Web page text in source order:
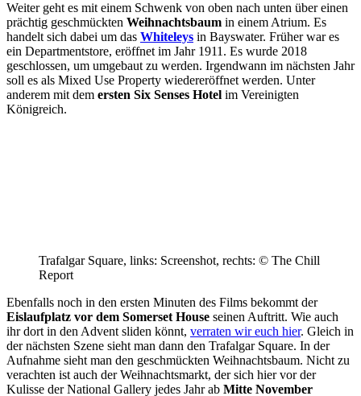
Weiter geht es mit einem Schwenk von oben nach unten über einen
prächtig geschmückten Weihnachtsbaum in einem Atrium. Es
handelt sich dabei um das Whiteleys in Bayswater. Früher war es
ein Departmentstore, eröffnet im Jahr 1911. Es wurde 2018
geschlossen, um umgebaut zu werden. Irgendwann im nächsten Jahr
soll es als Mixed Use Property wiedereröffnet werden. Unter
anderem mit dem ersten Six Senses Hotel im Vereinigten
Königreich.
Trafalgar Square, links: Screenshot, rechts: © The Chill
Report
Ebenfalls noch in den ersten Minuten des Films bekommt der
Eislaufplatz vor dem Somerset House seinen Auftritt. Wie auch
ihr dort in den Advent sliden könnt, verraten wir euch hier. Gleich in
der nächsten Szene sieht man dann den Trafalgar Square. In der
Aufnahme sieht man den geschmückten Weihnachtsbaum. Nicht zu
verachten ist auch der Weihnachtsmarkt, der sich hier vor der
Kulisse der National Gallery jedes Jahr ab Mitte November